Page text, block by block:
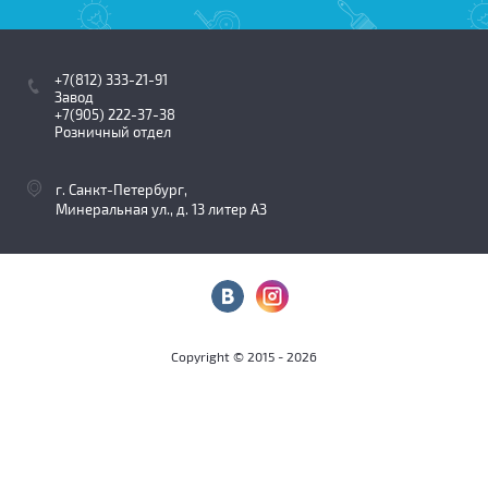
+7(812) 333-21-91
Завод
+7(905) 222-37-38
Розничный отдел
г. Санкт-Петербург,
Минеральная ул., д. 13 литер АЗ
Copyright © 2015 - 2026